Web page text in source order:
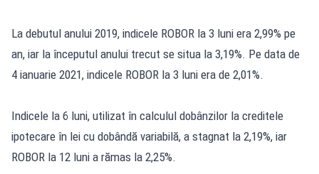
La debutul anului 2019, indicele ROBOR la 3 luni era 2,99% pe
an, iar la începutul anului trecut se situa la 3,19%. Pe data de
4 ianuarie 2021, indicele ROBOR la 3 luni era de 2,01%.
Indicele la 6 luni, utilizat în calculul dobânzilor la creditele
ipotecare în lei cu dobândă variabilă, a stagnat la 2,19%, iar
ROBOR la 12 luni a rămas la 2,25%.